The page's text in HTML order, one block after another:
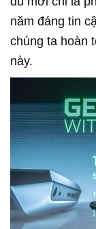
năm đáng tin
chúng ta hoàn
này.